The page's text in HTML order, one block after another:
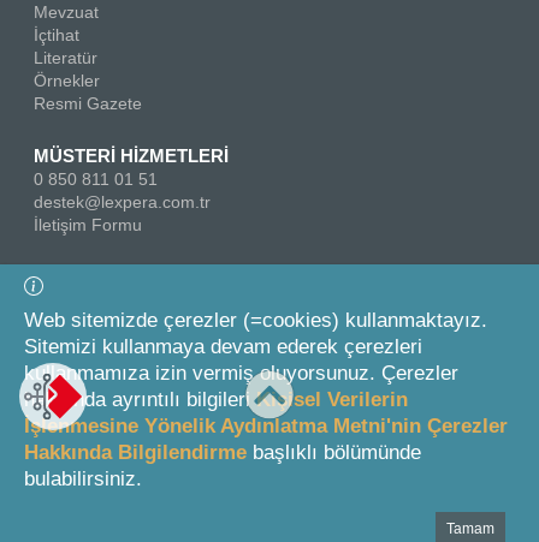
Mevzuat
İçtihat
Literatür
Örnekler
Resmi Gazete
MÜSTERİ HİZMETLERİ
0 850 811 01 51
destek@lexpera.com.tr
İletişim Formu
Bizi Takip Edin
© 2026 On İki Levha Yayıncılık A.Ş.
Web sitemizde çerezler (=cookies) kullanmaktayız.
Sitemizi kullanmaya devam ederek çerezleri
kullanmamıza izin vermiş oluyorsunuz. Çerezler
hakkında ayrıntılı bilgileriKişisel Verilerin
İşlenmesine Yönelik Aydınlatma Metni'nin Çerezler
Hakkında Bilgilendirme başlıklı bölümünde
bulabilirsiniz.
Tamam